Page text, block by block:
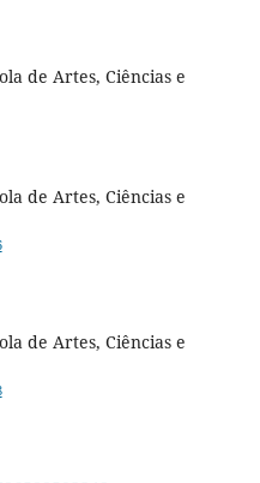
de Artes, Ciências e
de Artes, Ciências e
de Artes, Ciências e